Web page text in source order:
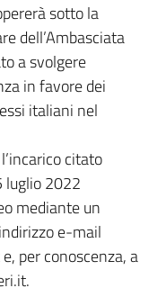
sotto la
dell’Ambasciata
a svolgere
in favore dei
italiani nel
citato
luglio 2022
mediante un
e-mail
per conoscenza, a